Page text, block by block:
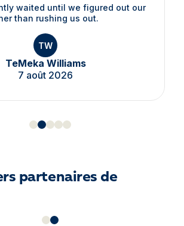
waited until we figured out our
than rushing us out.
TW
TeMeka Williams
7 août 2026
partenaires de